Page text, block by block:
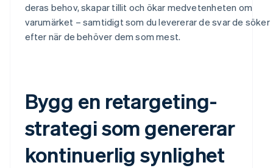
deras behov, skapar tillit och ökar medvetenheten om
varumärket – samtidigt som du levererar de svar de söker
efter när de behöver dem som mest.
Bygg en retargeting-
strategi som genererar
kontinuerlig synlighet